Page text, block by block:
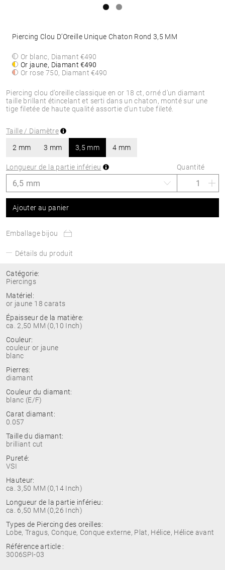
Piercing clou d’oreille classique en or 18 ct, orné d’un diamant
taille brillant étincelant et serti dans un chaton, monté sur une
tige filetée de haute qualité assortie d’un tube fileté.
Piercing Clou D’Oreille Unique Chaton Rond 3,5 MM
Or blanc, Diamant€490
Or jaune, Diamant€490
Or rose 750, Diamant€490
Taille / Diamètre
2 mm 3 mm 3,5 mm 4 mm
Longueur de la partie inférieu Quantité
Ajouter au panier
Emballage bijou
Détails du produit
Catégorie:
Piercings
Matériel:
or jaune 18 carats
Épaisseur de la matière:
ca. 2,50 MM (0,10 Inch)
Couleur:
couleur or jaune
blanc
Pierres:
diamant
Couleur du diamant:
blanc (E/F)
Carat diamant:
0.057
Taille du diamant:
brilliant cut
Pureté:
VSI
Hauteur:
ca. 3,50 MM (0,14 Inch)
Longueur de la partie inférieu:
ca. 6,50 MM (0,26 Inch)
Types de Piercing des oreilles:
Lobe, Tragus, Conque, Conque externe, Plat, Hélice, Hélice avant
Référence article :
3006SPI-03